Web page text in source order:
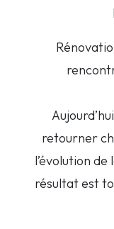
retourner
l’évolution
résultat est